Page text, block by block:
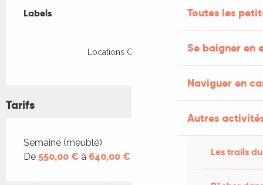
Toutes les
Se baigner en
Naviguer en
Autres
Les trails
Labels
Labels
Locations CléVacances
Tarifs
Tarifs 2026
Semaine (meublé)
De 550,00 € à 640,00 €